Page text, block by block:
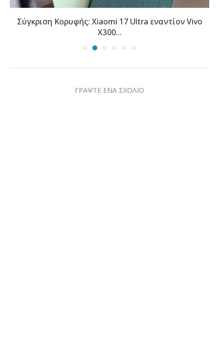
Σύγκριση Κορυφής: Xiaomi 17 Ultra εναντίον Vivo
X300...
ΓΡΑΨΤΕ ΕΝΑ ΣΧΟΛΙΟ